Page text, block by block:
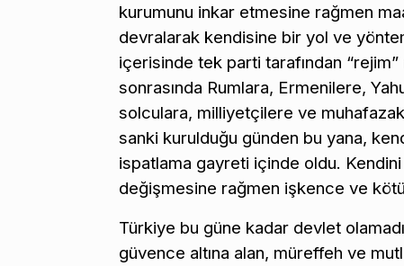
kurumunu inkar etmesine rağmen
devralarak kendisine bir yol ve
içerisinde tek parti tarafından
sonrasında Rumlara, Ermenilere,
solculara, milliyetçilere ve
sanki kurulduğu günden bu yana,
ispatlama gayreti içinde oldu.
değişmesine rağmen işkence ve
Türkiye bu güne kadar devlet
güvence altına alan, müreffeh ve